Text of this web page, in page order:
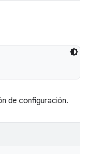
de configuración.